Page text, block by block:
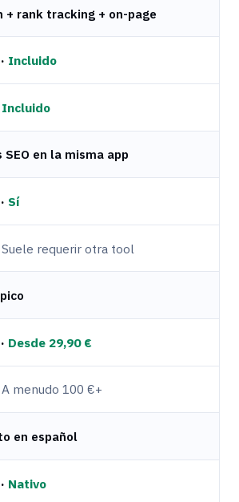
+ rank tracking + on-page
Incluido
Incluido
en la misma app
Sí
Suele requerir otra tool
Desde 29,90 €
A menudo 100 €+
en español
Nativo